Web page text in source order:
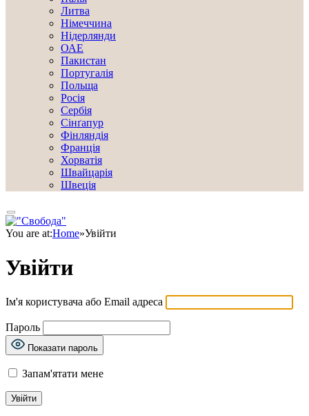
Литва
Німеччина
Нідерлянди
ОАЕ
Пакистан
Португалія
Польща
Росія
Сербія
Сінґапур
Фінляндія
Франція
Хорватія
Швайцарія
Швеція
You are at:Home»Увійти
Увійти
Ім'я користувача або Email адреса
Пароль
Показати пароль
Запам'ятати мене